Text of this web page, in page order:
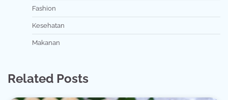
Fashion
Kesehatan
Makanan
Related Posts